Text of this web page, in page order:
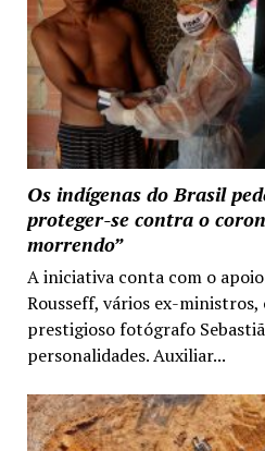
Os indígenas do Brasil
proteger-se contra o
morrendo”
A iniciativa conta com o
Rousseff, vários ex-
prestigioso fotógrafo
personalidades. Auxiliar...